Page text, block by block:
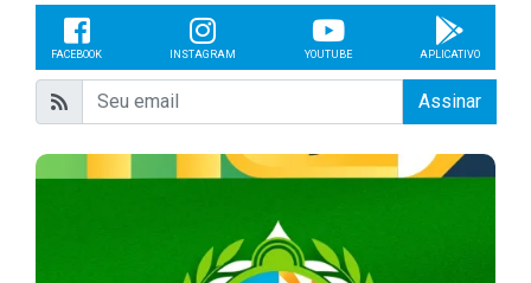
FACEBOOK INSTAGRAM YOUTUBE APLICATIVO
Assinar